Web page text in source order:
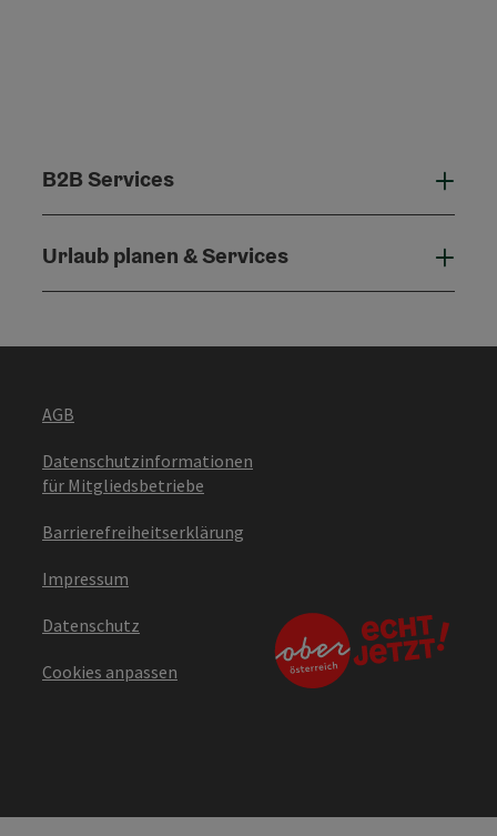
B2B Services
Urlaub planen & Services
AGB
Datenschutzinformationen
für Mitgliedsbetriebe
Barrierefreiheitserklärung
Impressum
Datenschutz
Cookies anpassen